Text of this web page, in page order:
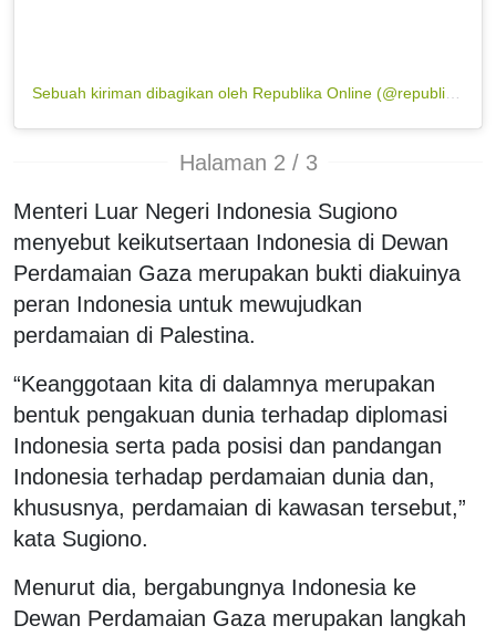
Sebuah kiriman dibagikan oleh Republika Online (@republikaonline)
Halaman 2 / 3
Menteri Luar Negeri Indonesia Sugiono
menyebut keikutsertaan Indonesia di Dewan
Perdamaian Gaza merupakan bukti diakuinya
peran Indonesia untuk mewujudkan
perdamaian di Palestina.
“Keanggotaan kita di dalamnya merupakan
bentuk pengakuan dunia terhadap diplomasi
Indonesia serta pada posisi dan pandangan
Indonesia terhadap perdamaian dunia dan,
khususnya, perdamaian di kawasan tersebut,”
kata Sugiono.
Menurut dia, bergabungnya Indonesia ke
Dewan Perdamaian Gaza merupakan langkah